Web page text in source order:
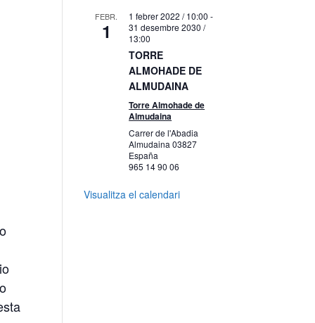
FEBR.
1
1 febrer 2022 / 10:00 -
31 desembre 2030 /
13:00
TORRE
ALMOHADE DE
ALMUDAINA
Torre Almohade de
Almudaina
Carrer de l'Abadia
Almudaina03827
España
965 14 90 06
Visualitza el calendari